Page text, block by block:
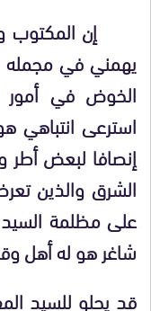
إن المكتوب
يهمني في مجمله
الخوض في أمور
استرعى انتباهي
إنصافا لبعض أطر
الشرق والذين
على مظلمة
شاغر هو له أهل
قد يحلو للسيد